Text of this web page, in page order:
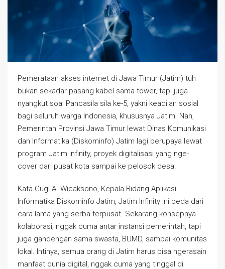
Pemerataan akses internet di Jawa Timur (Jatim) tuh
bukan sekadar pasang kabel sama tower, tapi juga
nyangkut soal Pancasila sila ke-5, yakni keadilan sosial
bagi seluruh warga Indonesia, khususnya Jatim. Nah,
Pemerintah Provinsi Jawa Timur lewat Dinas Komunikasi
dan Informatika (Diskominfo) Jatim lagi berupaya lewat
program Jatim Infinity, proyek digitalisasi yang nge-
cover dari pusat kota sampai ke pelosok desa.
Kata Gugi A. Wicaksono, Kepala Bidang Aplikasi
Informatika Diskominfo Jatim, Jatim Infinity ini beda dari
cara lama yang serba terpusat. Sekarang konsepnya
kolaborasi, nggak cuma antar instansi pemerintah, tapi
juga gandengan sama swasta, BUMD, sampai komunitas
lokal. Intinya, semua orang di Jatim harus bisa ngerasain
manfaat dunia digital, nggak cuma yang tinggal di